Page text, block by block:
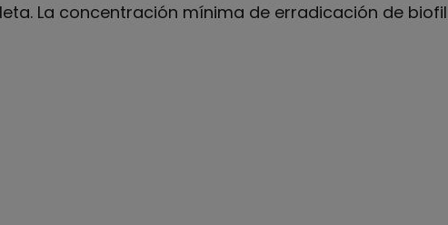
La concentración mínima de erradicación de